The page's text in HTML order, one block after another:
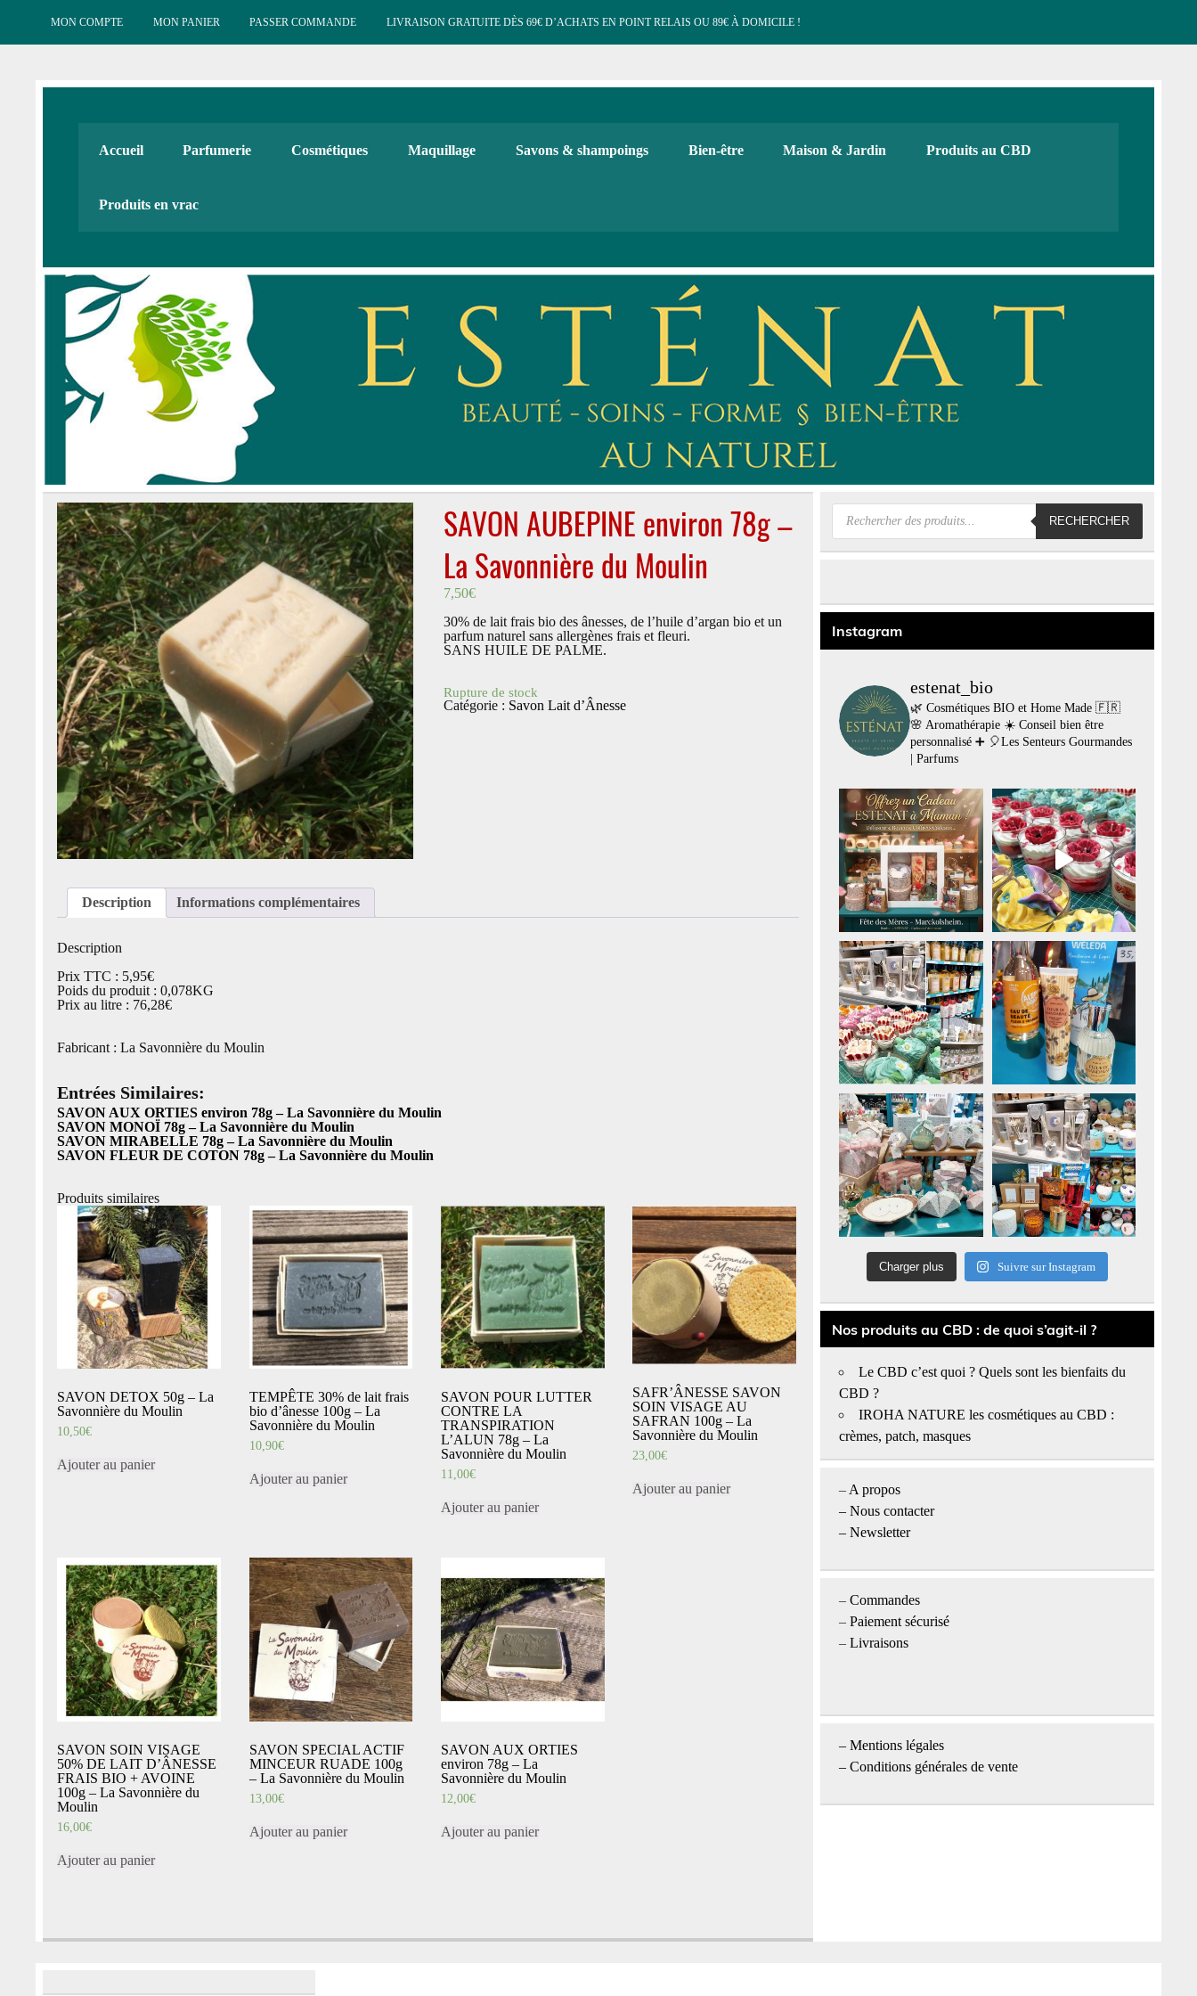
MON COMPTE MON PANIER PASSER COMMANDE LIVRAISON GRATUITE DÈS 69€ D’ACHATS EN POINT RELAIS OU 89€ À DOMICILE !
Esténat : Parfumerie cosmétiques maquillage CBD français Bio
Accueil
Parfumerie Cosmétiques Maquillage Savons & shampoings Bien-être Maison & Jardin Produits au CBD
Produits en vrac
SAVON AUBEPINE environ 78g –
La Savonnière du Moulin
7,50€
30% de lait frais bio des ânesses, de l’huile d’argan bio et un
parfum naturel sans allergènes frais et fleuri.
SANS HUILE DE PALME.
Rupture de stock
Catégorie : Savon Lait d’Ânesse
Description Informations complémentaires
Description
Prix TTC : 5,95€
Poids du produit : 0,078KG
Prix au litre : 76,28€
Fabricant : La Savonnière du Moulin
Entrées Similaires:
SAVON AUX ORTIES environ 78g – La Savonnière du Moulin
SAVON MONOÏ 78g – La Savonnière du Moulin
SAVON MIRABELLE 78g – La Savonnière du Moulin
SAVON FLEUR DE COTON 78g – La Savonnière du Moulin
Produits similaires
SAVON DETOX 50g – La
Savonnière du Moulin
10,50€
Ajouter au panier
TEMPÊTE 30% de lait frais
bio d’ânesse 100g – La
Savonnière du Moulin
10,90€
Ajouter au panier
SAVON POUR LUTTER
CONTRE LA
TRANSPIRATION
L’ALUN 78g – La
Savonnière du Moulin
11,00€
Ajouter au panier
SAFR’ÂNESSE SAVON
SOIN VISAGE AU
SAFRAN 100g – La
Savonnière du Moulin
23,00€
Ajouter au panier
SAVON SOIN VISAGE
50% DE LAIT D’ÂNESSE
FRAIS BIO + AVOINE
100g – La Savonnière du
Moulin
16,00€
Ajouter au panier
SAVON SPECIAL ACTIF
MINCEUR RUADE 100g
– La Savonnière du Moulin
13,00€
Ajouter au panier
SAVON AUX ORTIES
environ 78g – La
Savonnière du Moulin
12,00€
Ajouter au panier
Recherche
produits
RECHERCHER
Instagram
estenat_bio
🌿 Cosmétiques BIO et Home Made 🇫🇷
🌸 Aromathérapie ☀️ Conseil bien être
personnalisé ➕ 🎈Les Senteurs Gourmandes
| Parfums
Charger plus Suivre sur Instagram
Nos produits au CBD : de quoi s’agit-il ?
Le CBD c’est quoi ? Quels sont les bienfaits du
CBD ?
IROHA NATURE les cosmétiques au CBD :
crèmes, patch, masques
– A propos
–Nous contacter
– Newsletter
–Commandes
–Paiement sécurisé
–Livraisons
–Mentions légales
– Conditions générales de vente